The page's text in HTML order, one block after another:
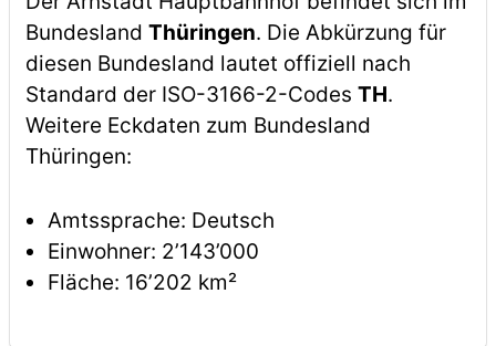
Bundesland Thüringen. Die Abkürzung für
diesen Bundesland lautet offiziell nach
Standard der ISO-3166-2-Codes TH.
Weitere Eckdaten zum Bundesland
Thüringen:
Amtssprache: Deutsch
Einwohner: 2’143’000
Fläche: 16’202 km²